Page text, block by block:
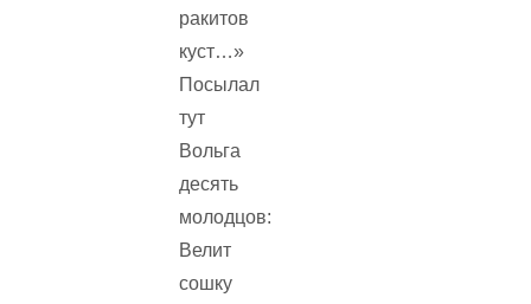
ракитов
куст…»
Посылал
тут
Вольга
десять
молодцов:
Велит
сошку